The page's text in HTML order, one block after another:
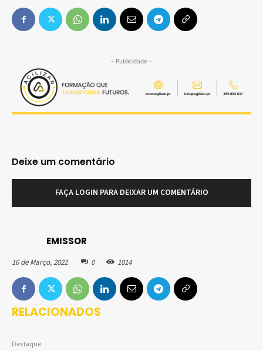
EMISSOR
16 de Março, 2022 0 1014
RELACIONADOS
Destaque
- Publicidade -
Deixe um comentário
FAÇA LOGIN PARA DEIXAR UM COMENTÁRIO